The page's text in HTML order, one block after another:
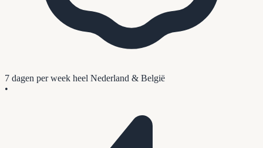
7 dagen per week heel Nederland & België
•